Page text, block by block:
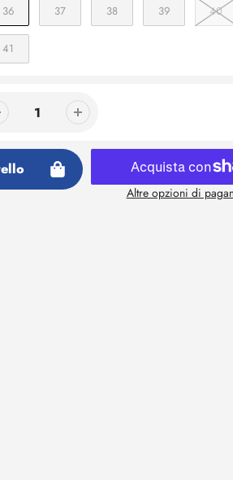
36 37 38 39 40
41
Altre opzioni di